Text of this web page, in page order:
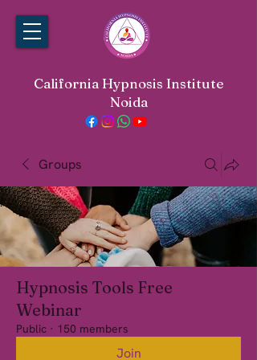
California Hypnosis Institute
Noida
Groups
Hypnosis Tools Free
Webinar
Public · 150 members
Join